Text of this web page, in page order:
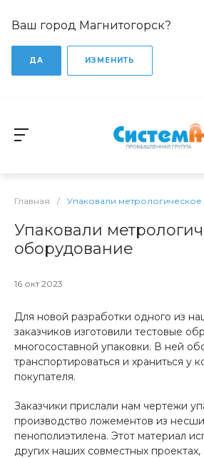
Ваш город Магнитогорск?
ДА ИЗМЕНИТЬ
Главная / Упаковали
Упаковали
оборудование
16 окт 2023
Для новой разработки одного из
заказчиков изготовили тестовые
многосоставной упаковки. В ней
транспортироваться и храниться у
покупателя.
Заказчики прислали нам чертежи
производство ложементов из
пенополиэтилена. Этот материал
других наших совместных